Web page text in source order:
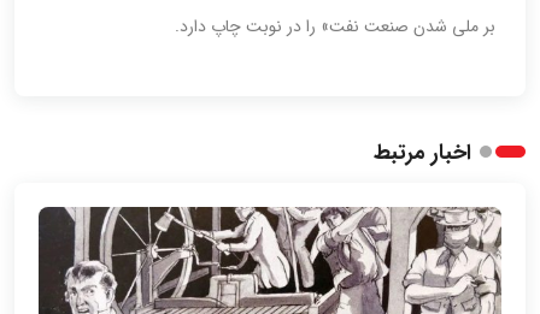
بر ملی شدن صنعت نفت» را در نوبت چاپ دارد.
اخبار مرتبط